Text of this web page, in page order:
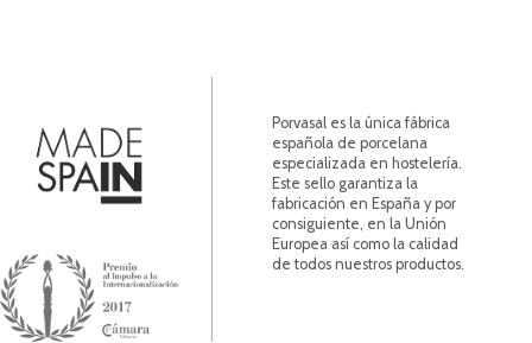
Porvasal es la única fábrica
española de porcelana
especializada en hostelería.
Este sello garantiza la
fabricación en España y por
consiguiente, en la Unión
Europea así como la calidad
de todos nuestros productos.